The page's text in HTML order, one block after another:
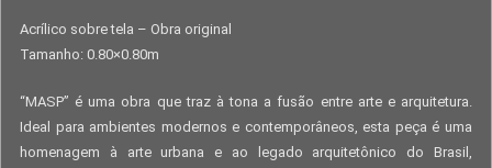
Acrílico sobre tela – Obra original
Tamanho: 0.80×0.80m
“MASP” é uma obra que traz à tona a fusão entre arte e arquitetura.
Ideal para ambientes modernos e contemporâneos, esta peça é uma
homenagem à arte urbana e ao legado arquitetônico do Brasil,